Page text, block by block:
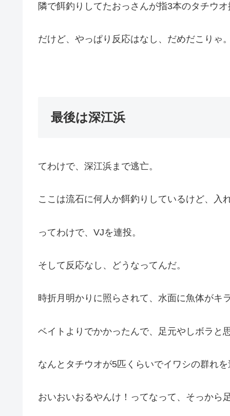
隣で餌釣りしてたおっさんが指3本のタチウ
だけど、やっぱり反応はなし、だめだこりゃ
最後は深江浜
てわけで、深江浜まで逃亡。
ここは流石に何人か餌釣りしているけど、入
ってわけで、VJを連投。
そして反応なし、どうなってんだ。
時折月明かりに照らされて、水面に魚体がキ
ベイトよりでかかったんで、足元やしボラと
なんとタチウオが5匹くらいでイワシの群れ
おいおいおるやんけ！ってなって、そっから